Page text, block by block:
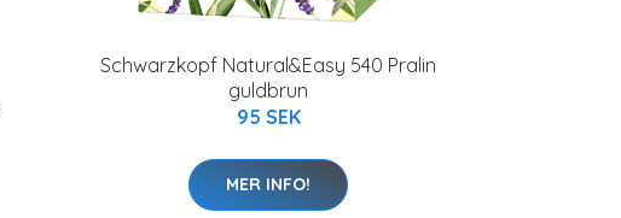
Schwarzkopf Natural&Easy 540 Pralin
guldbrun
95 SEK
MER INFO!